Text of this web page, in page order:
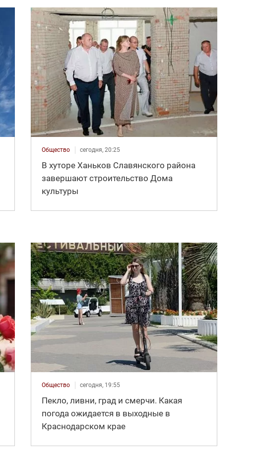
Общество сегодня, 20:25
В хуторе Ханьков Славянского района
завершают строительство Дома
культуры
Общество сегодня, 19:55
Пекло, ливни, град и смерчи. Какая
погода ожидается в выходные в
Краснодарском крае